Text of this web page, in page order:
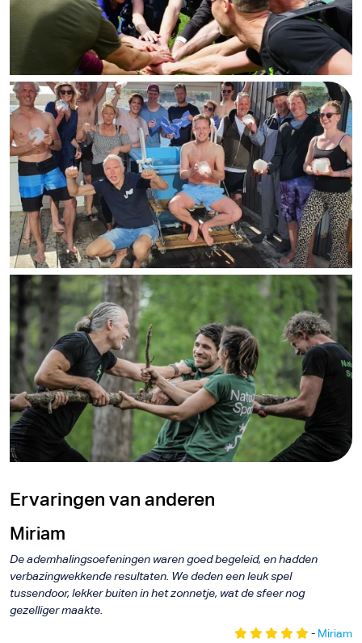
Ervaringen van anderen
Miriam
De ademhalingsoefeningen waren goed begeleid, en hadden
verbazingwekkende resultaten. We deden een leuk spel
tussendoor, lekker buiten in het zonnetje, wat de sfeer nog
gezelliger maakte.
- Miriam